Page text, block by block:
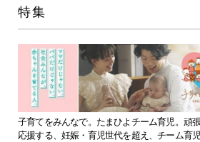
特集
子育てをみんなで。たまひよチーム育児。頑
応援する、妊娠・育児世代を超え、チーム育